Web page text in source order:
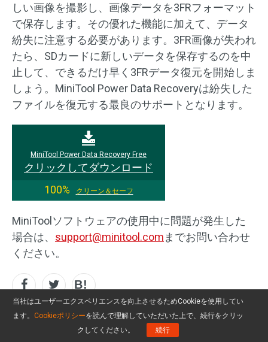
しい画像を撮影し、画像データを3FRフォーマット
で保存します。その優れた機能に加えて、データ
紛失に注意する必要があります。3FR画像が失われ
たら、SDカードに新しいデータを保存するのを中
止して、できるだけ早く3FRデータ復元を開始しま
しょう。MiniTool Power Data Recoveryは紛失した
ファイルを復元する最良のサポートとなります。
MiniTool Power Data Recovery Free
クリックしてダウンロード
100%
クリーン＆セーフ
MiniToolソフトウェアの使用中に問題が発生した
場合は、 support@minitool.com までお問い合わせ
ください。
作者について
当社はユーザーエクスペリエンスを向上させるためCookieを使用してい
ます。 Cookieポリシーを読んで理解していただいた上で、続行をクリッ
クしてください。
続行